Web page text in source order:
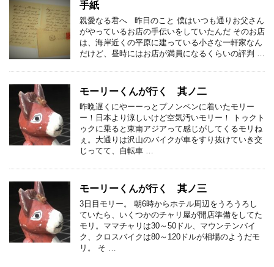
手紙
親愛なる君へ 昨日のこと 僕はいつも通りお父さん
がやっているお店の手伝いをしていたんだ そのお店
は、海岸近くの平原に建っている小さな一軒家なん
だけど、昼時にはお店が満員になるくらいの評判 …
モーリーくんが行く 其ノ二
昨晩遅くにやーーっとプノンペンに着いたモリー
ー！日本より涼しいけど空気汚いモリー！ トゥクト
ゥクに乗ると東南アジアって感じがしてくるモリね
ぇ。大通りは沢山のバイクが車をすり抜けていき交
じってて、自転車 …
モーリーくんが行く 其ノ三
3日目モリー。 朝6時からホテル周辺をうろうろし
ていたら、いくつかのチャリ屋が開店準備をしてた
モリ。ママチャリは30～50ドル、マウンテンバイ
ク、クロスバイクは80～120ドルが相場のようだモ
リ。 そ …